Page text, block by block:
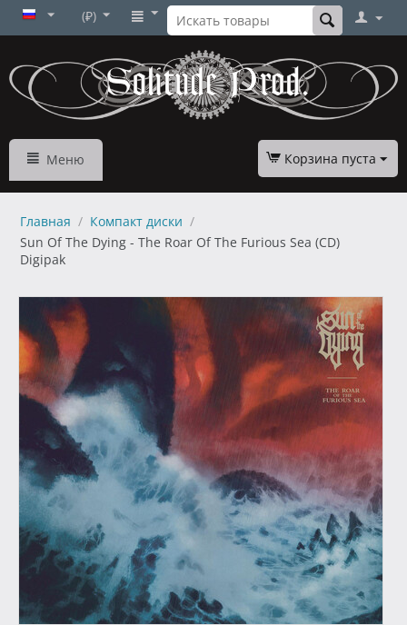
(₽)
Меню Корзина пуста
Главная / Компакт диски /
Sun Of The Dying - The Roar Of The Furious Sea (CD)
Digipak